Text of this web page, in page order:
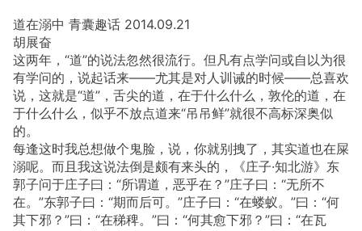
道在溺中 青囊趣话 2014.09.21
胡展奋
这两年，“道”的说法忽然很流行。但凡有点学问或自以为很
有学问的，说起话来——尤其是对人训诫的时候——总喜欢
说，这就是“道”，舌尖的道，在于什么什么，敦伦的道，在
于什么什么，似乎不放点道来“吊吊鲜”就很不高标深奥似
的。
每逢这时我总想做个鬼脸，说，你就别拽了，其实道也在屎
溺呢。而且我这说法倒是颇有来头的，《庄子·知北游》东
郭子问于庄子曰：“所谓道，恶乎在？”庄子曰：“无所不
在。”东郭子曰：“期而后可。”庄子曰：“在蝼蚁。”曰：“何
其下邪？”曰：“在稊稗。”曰：“何其愈下邪？”曰：“在瓦